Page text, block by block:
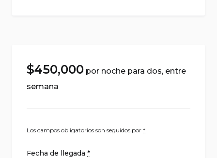
$450,000 por noche
Los campos obligatorios son seguidos por *
Fecha de llegada *